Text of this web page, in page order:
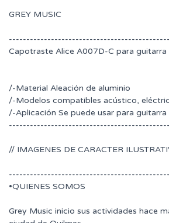
GREY MUSIC
Capotraste Alice A007D-C para guitarra
/-Material Aleación de aluminio
/-Modelos compatibles acústico,
/-Aplicación Se puede usar para guitarra
// IMAGENES DE CARACTER
•QUIENES SOMOS
Grey Music inicio sus actividades hace